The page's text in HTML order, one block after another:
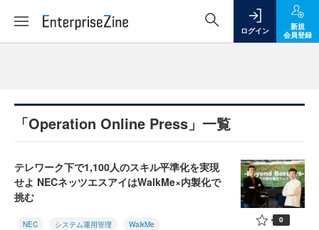
ログイン
新規
会員登録
「Operation Online Press」一覧
テレワーク下で1,100人のスキル平準化を実現
せよ NECネッツエスアイはWalkMe×内製化で
挑む
NEC システム運用管理 WalkMe 0